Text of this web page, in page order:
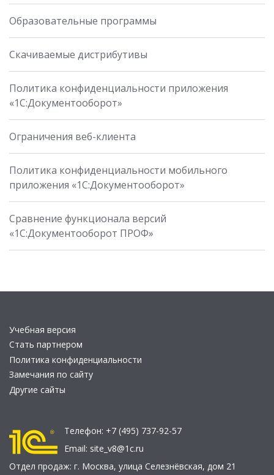
Образовательные программы
Скачиваемые дистрибутивы
Политика конфиденциальности приложения
«1С:Документооборот»
Ограничения веб-клиента
Политика конфиденциальности мобильного
приложения «1С:Документооборот»
Сравнение функционала версий
«1С:Документооборот ПРОФ»
Учебная версия
Стать партнером
Политика конфиденциальности
Замечания по сайту
Другие сайты
Телефон: +7 (495) 737-92-57
Email: site_v8@1c.ru
Отдел продаж: г. Москва, улица Селезнёвская, дом 21